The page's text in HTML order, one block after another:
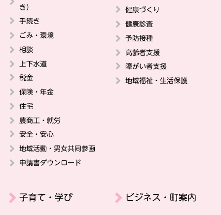
き）
手続き
ごみ・環境
相談
上下水道
税金
保険・年金
住宅
農商工・就労
安全・安心
地域活動・男女共同参画
申請書ダウンロード
健康づくり
健康診査
予防接種
高齢者支援
障がい者支援
地域福祉・生活保護
子育て・学び ビジネス・町案内